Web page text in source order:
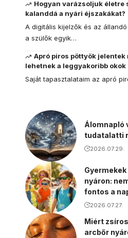
Hogyan varázsoljuk életre
kalanddá a nyári éjszakákat?
A digitális kijelzők és az
a szülők egyik…
Apró piros pöttyök jelentek
lehetnek a leggyakoribb okok
Saját tapasztalataim az apró
Álomnapló
tudatalatti
2026.07.29.
nyáron:
fontos a
2026.07.27.
Miért
arcbőr